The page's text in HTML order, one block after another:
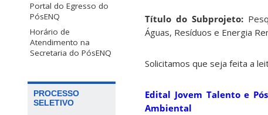
Portal do Egresso do
PósENQ
Horário de
Atendimento na
Secretaria do PósENQ
PROCESSO
SELETIVO
Título do Subprojeto:
Águas, Resíduos e Energia
Solicitamos que seja feita a
Edital Jovem Talento e
Ambiental